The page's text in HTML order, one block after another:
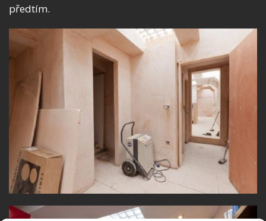
předtím.